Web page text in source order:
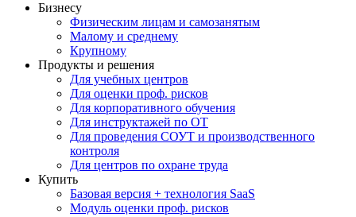
Бизнесу
Физическим лицам и самозанятым
Малому и среднему
Крупному
Продукты и решения
Для учебных центров
Для оценки проф. рисков
Для корпоративного обучения
Для инструктажей по ОТ
Для проведения СОУТ и производственного
контроля
Для центров по охране труда
Купить
Базовая версия + технология SaaS
Модуль оценки проф. рисков